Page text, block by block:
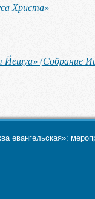
Христа»
Йешуа» (Собрание
евангельская»: